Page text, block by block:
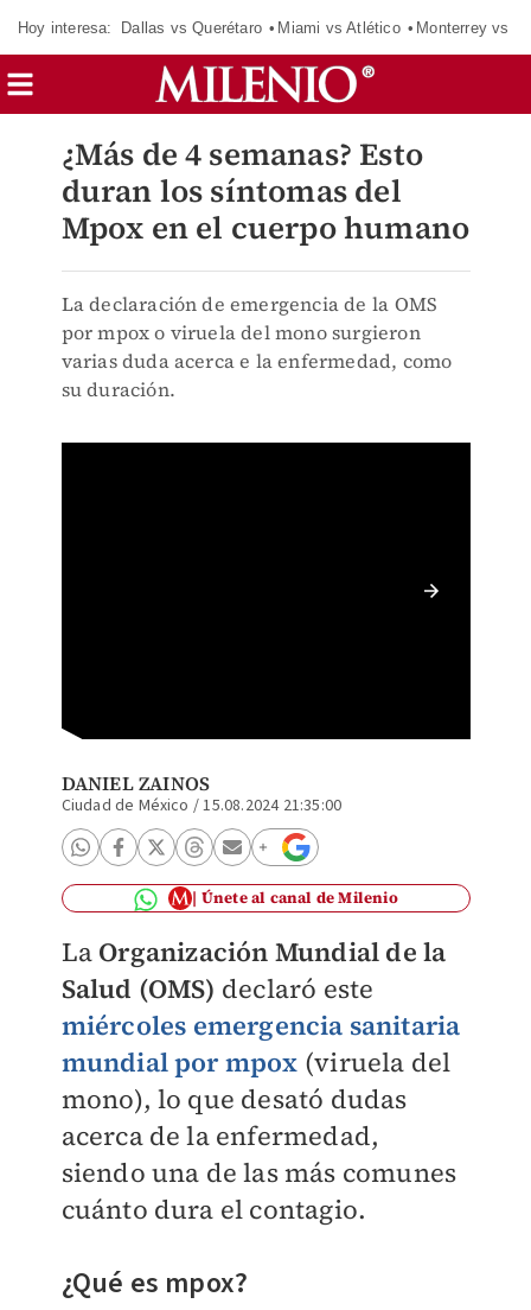
Hoy interesa: Dallas vs Querétaro Miami vs Atlético Monterrey vs
¿Más de 4 semanas? Esto
duran los síntomas del
Mpox en el cuerpo humano
La declaración de emergencia de la OMS
por mpox o viruela del mono surgieron
varias duda acerca e la enfermedad, como
su duración.
DANIEL ZAINOS
Ciudad de México /15.08.2024 21:35:00
Únete al canal de Milenio
LaOrganización Mundial de la
Salud (OMS) declaró este
miércoles emergencia sanitaria
mundial por mpox (viruela del
mono), lo que desató dudas
acerca de la enfermedad,
siendo una de las más comunes
cuánto dura el contagio.
¿Qué es mpox?